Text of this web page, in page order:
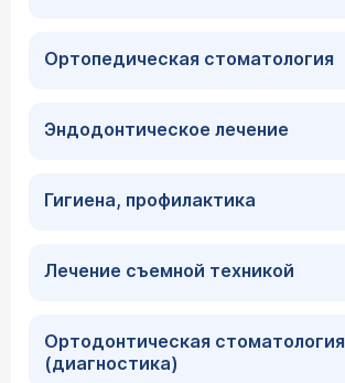
Ортопедическая стоматология
Эндодонтическое лечение
Гигиена, профилактика
Лечение съемной техникой
Ортодонтическая стоматология
(диагностика)